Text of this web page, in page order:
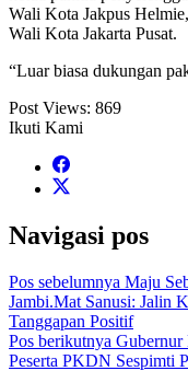
Wali Kota Jakpus
Wali Kota Jakarta Pusat.
“Luar biasa dukungan
Post Views: 869
Ikuti Kami
Navigasi pos
Pos sebelumnya Maju
Jambi.Mat Sanusi: Jalin
Tanggapan Positif
Pos berikutnya Gubernur
Peserta PKDN Sespimti